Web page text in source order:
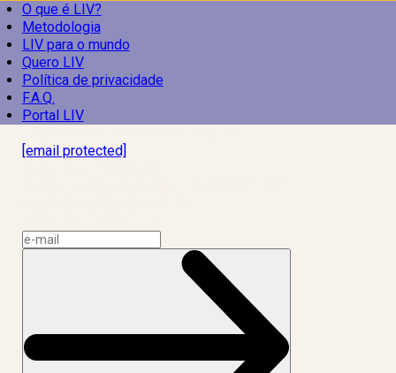
O que é LIV?
Metodologia
LIV para o mundo
Quero LIV
Política de privacidade
F.A.Q.
Portal LIV
[email protected]